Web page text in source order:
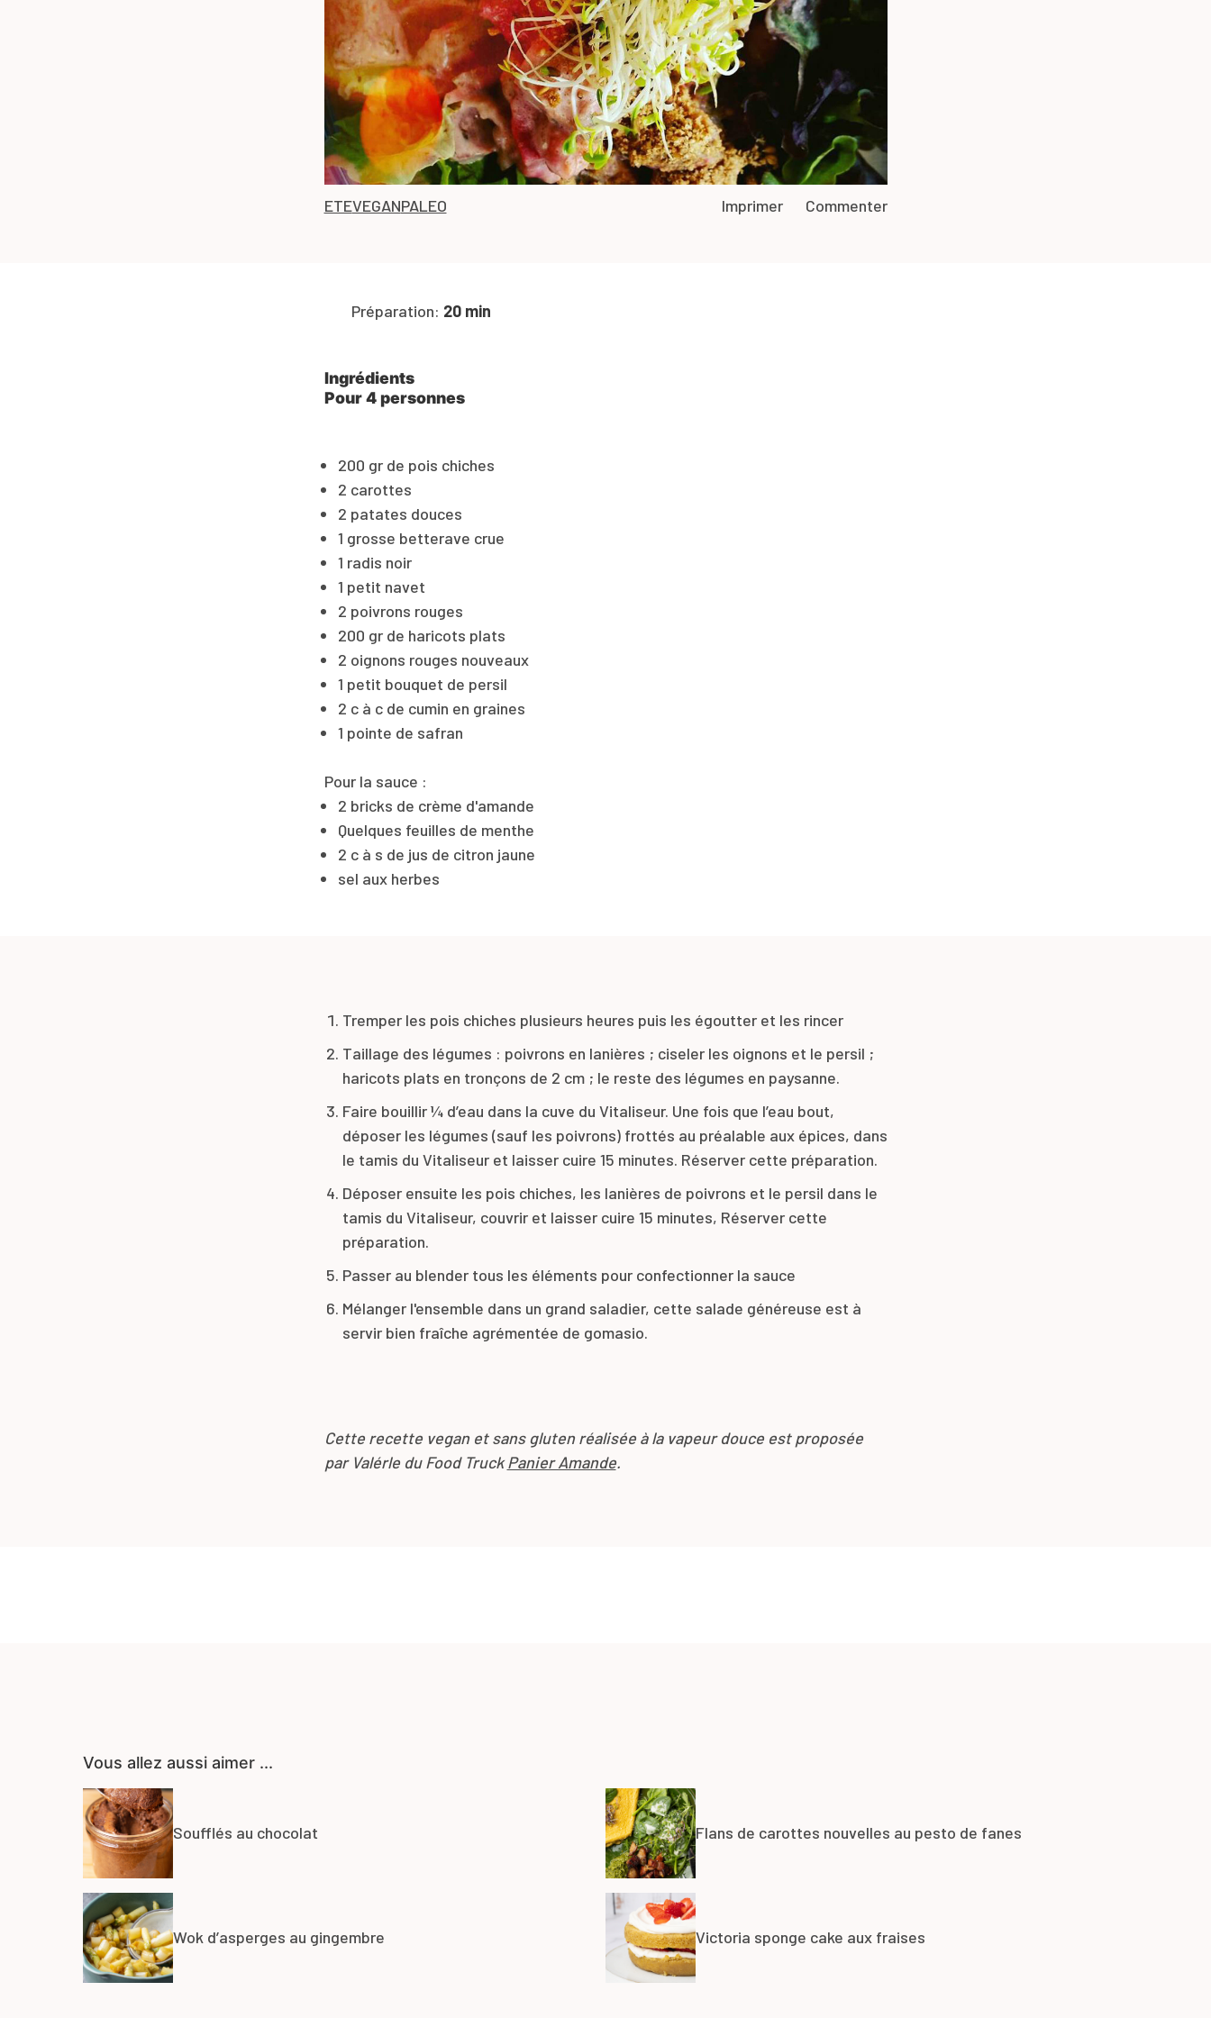
ETEVEGANPALEO Imprimer Commenter
Préparation: 20 min
Ingrédients
Pour 4 personnes
200 gr de pois chiches
2 carottes
2 patates douces
1 grosse betterave crue
1 radis noir
1 petit navet
2 poivrons rouges
200 gr de haricots plats
2 oignons rouges nouveaux
1 petit bouquet de persil
2 c à c de cumin en graines
1 pointe de safran
Pour la sauce :
2 bricks de crème d'amande
Quelques feuilles de menthe
2 c à s de jus de citron jaune
sel aux herbes
Tremper les pois chiches plusieurs heures puis les égoutter et les rincer
Taillage des légumes : poivrons en lanières ; ciseler les oignons et le persil ;
haricots plats en tronçons de 2 cm ; le reste des légumes en paysanne.
Faire bouillir ¼ d’eau dans la cuve du Vitaliseur. Une fois que l’eau bout,
déposer les légumes (sauf les poivrons) frottés au préalable aux épices, dans
le tamis du Vitaliseur et laisser cuire 15 minutes. Réserver cette préparation.
Déposer ensuite les pois chiches, les lanières de poivrons et le persil dans le
tamis du Vitaliseur, couvrir et laisser cuire 15 minutes, Réserver cette
préparation.
Passer au blender tous les éléments pour confectionner la sauce
Mélanger l'ensemble dans un grand saladier, cette salade généreuse est à
servir bien fraîche agrémentée de gomasio.
Cette recette vegan et sans gluten réalisée à la vapeur douce est proposée
par Valérle du Food TruckPanier Amande.
Vous allez aussi aimer ...
Soufflés au chocolat Flans de carottes nouvelles au pesto de fanes
Wok d’asperges au gingembre Victoria sponge cake aux fraises